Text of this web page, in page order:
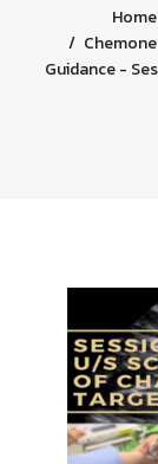
Home
Guidance -